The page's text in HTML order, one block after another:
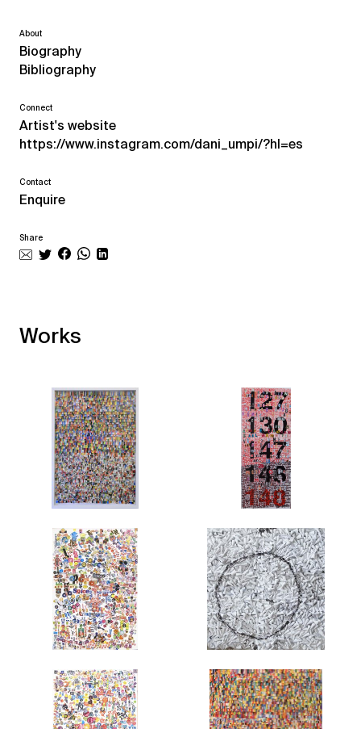
About
Biography
Bibliography
Connect
Artist's website
https://www.instagram.com/dani_umpi/?hl=es
Contact
Enquire
Share
Works